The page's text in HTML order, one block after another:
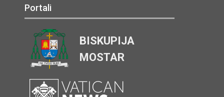
Portali
BISKUPIJA
MOSTAR